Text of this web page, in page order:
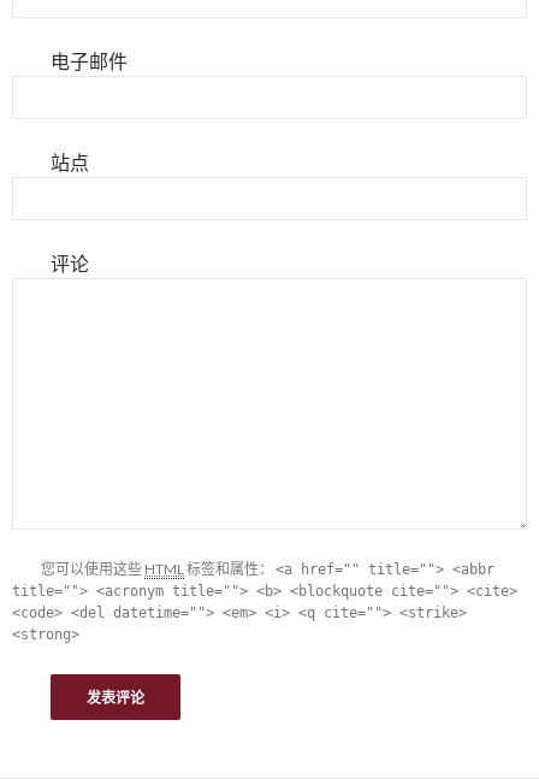
电子邮件
站点
评论
您可以使用这些 HTML标签和属性： <a href="" title=""> <abbr
title=""> <acronym title=""> <b> <blockquote cite=""> <cite>
<code> <del datetime=""> <em> <i> <q cite=""> <strike>
<strong>